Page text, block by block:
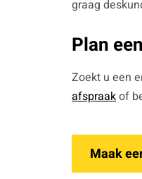
graag
Plan
Zoekt u een
afspraakof
Maak